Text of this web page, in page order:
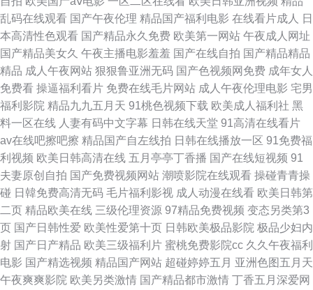
区三区视频 午夜三级代理 久久青草国产 国产美女在线免费观看 91次元官网
首页 91在线精品第一页 欧美激情狠狠操网站 福利A片 婷婷五月天成人天堂
在线日韩欧美网址 日韩91 国产一区二区精品毛片 91短片日韩 91在线超碰
欧美精品久久自慰亚洲 浮力限制影院草草 色播五月丁香蜜桃 午夜成人免费
网站 老湿影院福利院 国产十一页 91大神家具 自拍视频在线播放 美女视频久
久 avtt天堂资源网 好屌色青青草 人妖自吮 日本三不卡 激情另类肏激情激情
91色情下载 含羞草草草视频官方 日韩精品免费在线观看 国产一区草 91豆花
网页版 91艹 欧美日韩国产在线网址 国产精品自拍区 91传媒视频免费观看
91免费视频网站进入 欧美一二三黄色 国产精品免费日批视频 91cn色密 伊人
乱码在线观看 国产午夜伦理 精品国产福利电影 在线看片成人
日
本高清性色观看 国产精品永久免费 欧美第一网站 午夜成人网址
国产精品美女久 午夜主播电影羞羞 国产在线自拍 国产精品精品
精品 成人午夜网站 狠狠鲁亚洲无码 国产色视频网免费 成年女人
免费看 操逼福利看片 免费在线毛片网站 成人午夜伦理电影 宅男
福利影院 精品九九五月天 91桃色视频下载 欧美成人福利社 黑
料一区在线 人妻有码中文字幕 日韩在线天堂 91高清在线看片
av在线吧擦吧擦 精品国产自左线拍 日韩在线播放一区 91免费福
利视频 欧美日韩高清在线 五月亭亭丁香播 国产在线短视频 91
夫妻原创自拍 国产免费视频网站 潮喷影院在线观看 操碰青青操
碰 日韓免费高清无码 毛片福利影视 成人动漫在线看 欧美日韩第
二页 精品欧美在线 三级伦理资源 97精品免费视频 变态另类第3
页 国产日韩性爱 欧美性爱第十页 日韩欧美极品影院 极品少妇内
射 国产日产精品 欧美三级福利片 蜜桃免费影院cc 久久午夜福利
电影 国产精选视频 精品国产网站 超碰婷婷五月 亚洲色图五月天
午夜爽爽影院 欧美另类激情 国产精品都市激情 丁香五月深爱网